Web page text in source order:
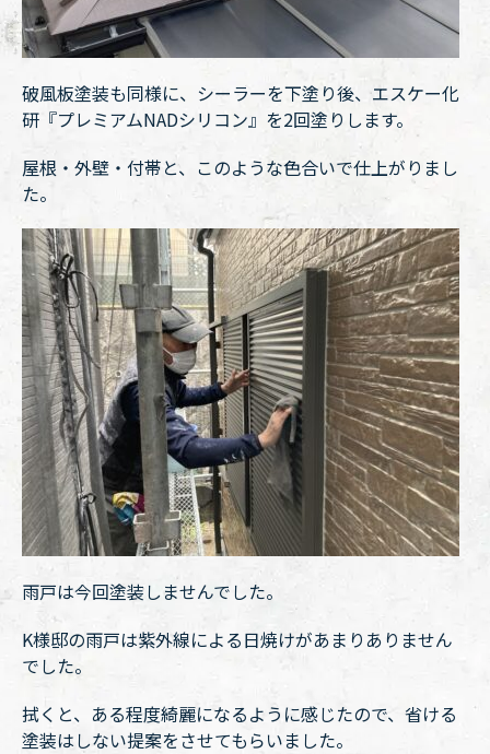
破風板塗装も同様に、シーラーを下塗り後、エスケー化
研『プレミアムNADシリコン』を2回塗りします。
屋根・外壁・付帯と、このような色合いで仕上がりまし
た。
雨戸は今回塗装しませんでした。
K様邸の雨戸は紫外線による日焼けがあまりありません
でした。
拭くと、ある程度綺麗になるように感じたので、省ける
塗装はしない提案をさせてもらいました。